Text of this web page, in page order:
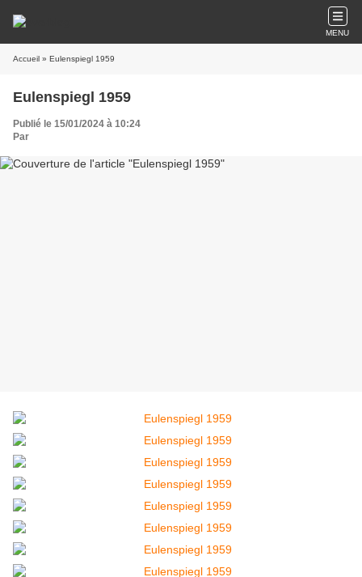
MENU
Accueil » Eulenspiegl 1959
Eulenspiegl 1959
Publié le 15/01/2024 à 10:24
Par